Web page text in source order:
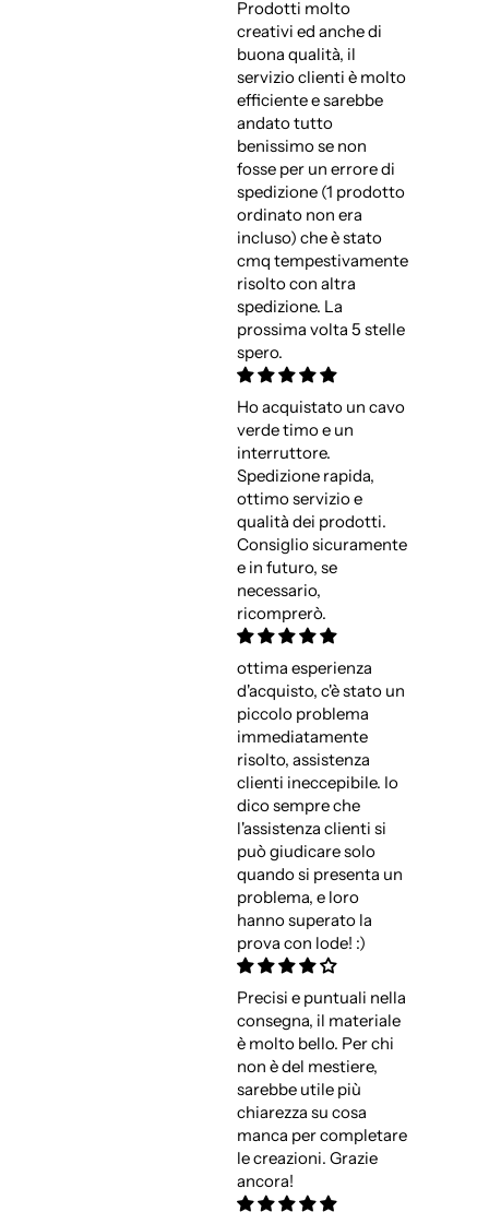
Prodotti molto
creativi ed anche di
buona qualità, il
servizio clienti è molto
efficiente e sarebbe
andato tutto
benissimo se non
fosse per un errore di
spedizione (1 prodotto
ordinato non era
incluso) che è stato
cmq tempestivamente
risolto con altra
spedizione. La
prossima volta 5 stelle
spero.
Ho acquistato un cavo
verde timo e un
interruttore.
Spedizione rapida,
ottimo servizio e
qualità dei prodotti.
Consiglio sicuramente
e in futuro, se
necessario,
ricomprerò.
ottima esperienza
d'acquisto, c'è stato un
piccolo problema
immediatamente
risolto, assistenza
clienti ineccepibile. Io
dico sempre che
l'assistenza clienti si
può giudicare solo
quando si presenta un
problema, e loro
hanno superato la
prova con lode! :)
Precisi e puntuali nella
consegna, il materiale
è molto bello. Per chi
non è del mestiere,
sarebbe utile più
chiarezza su cosa
manca per completare
le creazioni. Grazie
ancora!